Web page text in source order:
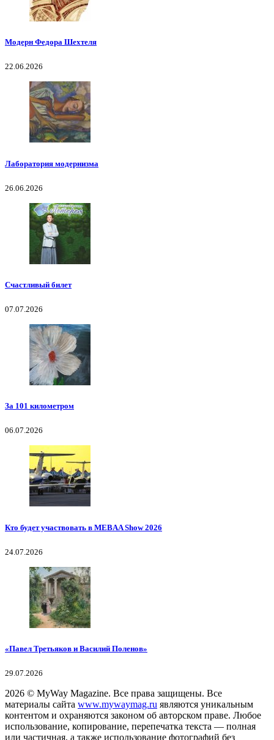
Модерн Федора Шехтеля
22.06.2026
Лаборатория модернизма
26.06.2026
Счастливый билет
07.07.2026
За 101 километром
06.07.2026
Кто будет участвовать в MEBAA Show 2026
24.07.2026
«Павел Третьяков и Василий Поленов»
29.07.2026
2026 © MyWay Magazine. Все права защищены. Все
материалы сайта www.mywaymag.ru являются уникальным
контентом и охраняются законом об авторском праве. Любое
использование, копирование, перепечатка текста — полная
или частичная, а также использование фотографий без